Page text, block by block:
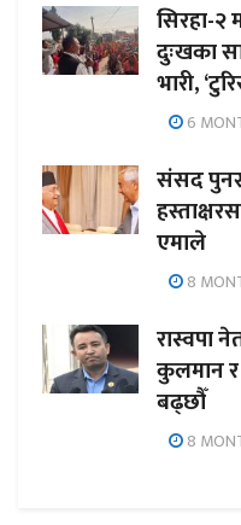
सिरहा-२
दुःखका
भारी,
6
संसद
एमाले
8
रास्वपा
कुलमान र
बढ्छौँ
8